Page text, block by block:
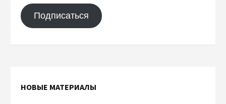
Подписаться
НОВЫЕ МАТЕРИАЛЫ